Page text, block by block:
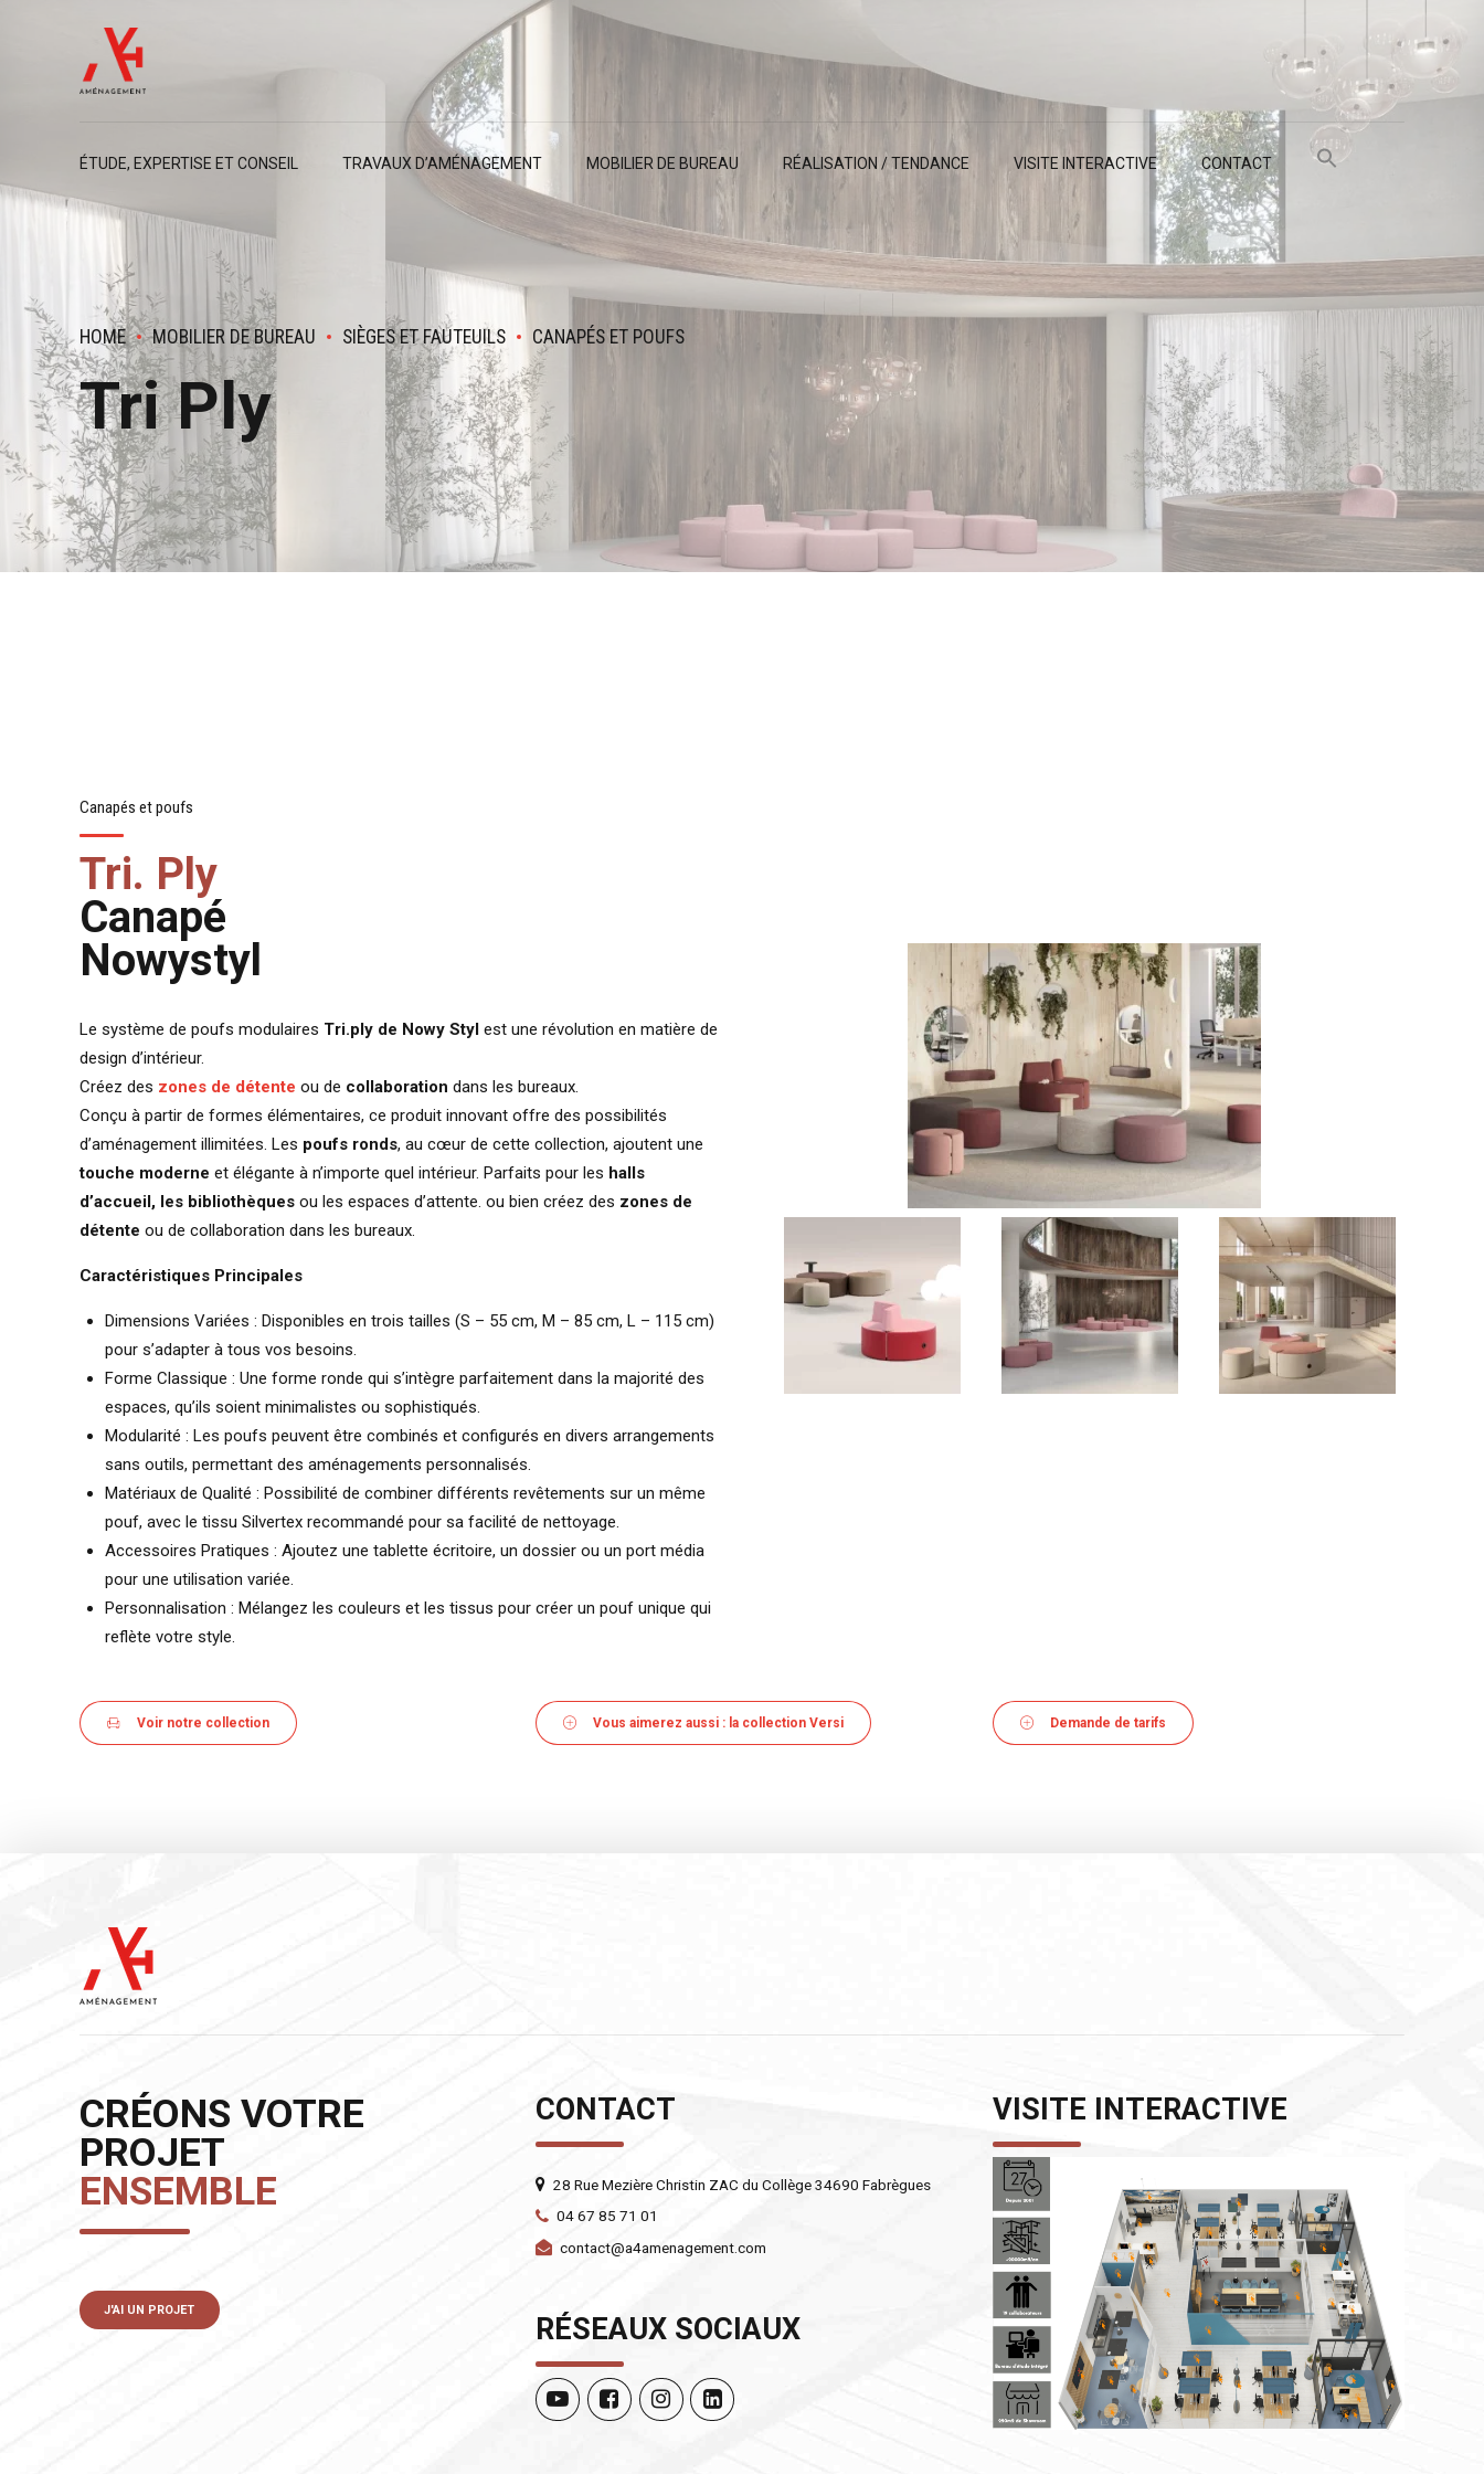
ÉTUDE, EXPERTISE ET CONSEIL TRAVAUX D’AMÉNAGEMENT MOBILIER DE BUREAU RÉALISATION / TENDANCE VISITE INTERACTIVE CONTACT
HOME MOBILIER DE BUREAU SIÈGES ET FAUTEUILS CANAPÉS ET POUFS
Tri Ply
Canapés et poufs
Tri. Ply
Canapé
Nowystyl
Le système de poufs modulaires Tri.ply de Nowy Styl est une révolution en matière de
design d’intérieur.
Créez des zones de détente ou de collaboration dans les bureaux.
Conçu à partir de formes élémentaires, ce produit innovant offre des possibilités
d’aménagement illimitées. Les poufs ronds, au cœur de cette collection, ajoutent une
touche moderne et élégante à n’importe quel intérieur. Parfaits pour les halls
d’accueil, les bibliothèques ou les espaces d’attente. ou bien créez des zones de
détente ou de collaboration dans les bureaux.
Caractéristiques Principales
Dimensions Variées : Disponibles en trois tailles (S – 55 cm, M – 85 cm, L – 115 cm)
pour s’adapter à tous vos besoins.
Forme Classique : Une forme ronde qui s’intègre parfaitement dans la majorité des
espaces, qu’ils soient minimalistes ou sophistiqués.
Modularité : Les poufs peuvent être combinés et configurés en divers arrangements
sans outils, permettant des aménagements personnalisés.
Matériaux de Qualité : Possibilité de combiner différents revêtements sur un même
pouf, avec le tissu Silvertex recommandé pour sa facilité de nettoyage.
Accessoires Pratiques : Ajoutez une tablette écritoire, un dossier ou un port média
pour une utilisation variée.
Personnalisation : Mélangez les couleurs et les tissus pour créer un pouf unique qui
reflète votre style.
Voir notre collection Vous aimerez aussi : la collection Versi Demande de tarifs
CRÉONS VOTRE
PROJET
ENSEMBLE
J'AI UN PROJET
CONTACT
28 Rue Mezière Christin ZAC du Collège 34690 Fabrègues
04 67 85 71 01
contact@a4amenagement.com
RÉSEAUX SOCIAUX
VISITE INTERACTIVE